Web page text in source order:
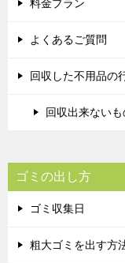
料金プラン
よくあるご質問
回収した不用品の
回収出来ないも
ゴミの出し方
ゴミ収集日
粗大ゴミを出す方